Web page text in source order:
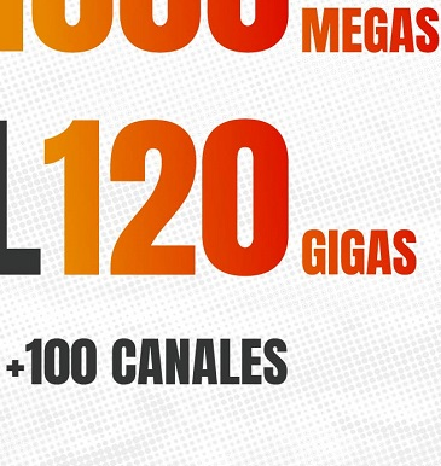
ha agradecido el apoyo de la Diputación de
administraciones es fundamental para seguir
del deporte base y ofrecen nuevas
dentro de la convocatoria provincial
Municipales y su resolución ha sido publicada en el
número 108, de fecha 10 de junio de 2026.
DEPORTES ESCUELAS DEPORTIVAS MUNICIPALES